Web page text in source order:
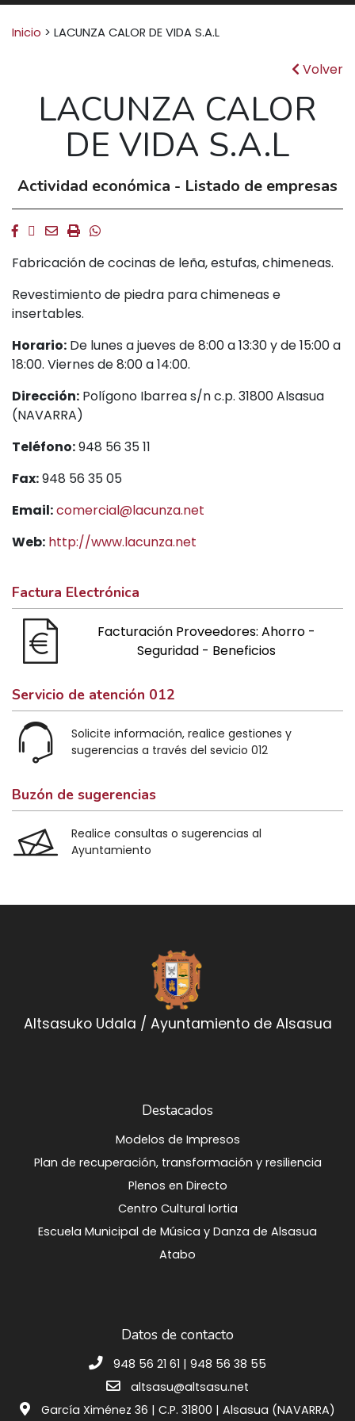
Buscar:
Inicio > LACUNZA CALOR DE VIDA S.A.L
Volver
LACUNZA CALOR
DE VIDA S.A.L
Actividad económica - Listado de empresas
Facebook
Twitter
EmailImprimirWhatsapp
Fabricación de cocinas de leña, estufas, chimeneas.
Revestimiento de piedra para chimeneas e
insertables.
Horario: De lunes a jueves de 8:00 a 13:30 y de 15:00 a
18:00. Viernes de 8:00 a 14:00.
Dirección: Polígono Ibarrea s/n c.p. 31800 Alsasua
(NAVARRA)
Teléfono:948 56 35 11
Fax:948 56 35 05
Email:comercial@lacunza.net
Web: http://www.lacunza.net
Factura Electrónica
Facturación Proveedores: Ahorro -
Seguridad - Beneficios
Servicio de atención 012
Solicite información, realice gestiones y
sugerencias a través del sevicio 012
Buzón de sugerencias
Realice consultas o sugerencias al
Ayuntamiento
Altsasuko Udala / Ayuntamiento de Alsasua
Destacados
Modelos de Impresos
Plan de recuperación, transformación y resiliencia
Plenos en Directo
Centro Cultural Iortia
Escuela Municipal de Música y Danza de Alsasua
Atabo
Datos de contacto
948 56 21 61 | 948 56 38 55
altsasu@altsasu.net
García Ximénez 36 | C.P. 31800 | Alsasua (NAVARRA)